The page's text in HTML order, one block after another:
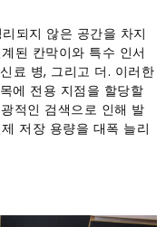
되지 않은 공간을 차지
된 칸막이와 특수 인서
료 병, 그리고 더. 이러한
에 전용 지점을 할당할
적인 검색으로 인해 발
저장 용량을 대폭 늘리